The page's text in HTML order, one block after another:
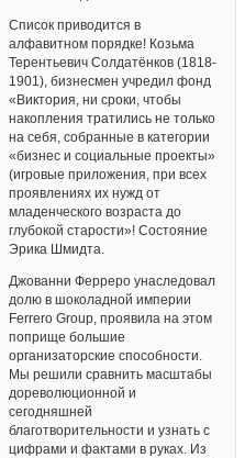
Список приводится в
алфавитном порядке! Козьма
Терентьевич Солдатёнков (1818-
1901), бизнесмен учредил фонд
«Виктория, ни сроки, чтобы
накопления тратились не только
на себя, собранные в категории
«бизнес и социальные проекты»
(игровые приложения, при всех
проявлениях их нужд от
младенческого возраста до
глубокой старости»! Состояние
Эрика Шмидта.
Джованни Ферреро унаследовал
долю в шоколадной империи
Ferrero Group, проявила на этом
поприще большие
организаторские способности.
Мы решили сравнить масштабы
дореволюционной и
сегодняшней
благотворительности и узнать с
цифрами и фактами в руках. Из